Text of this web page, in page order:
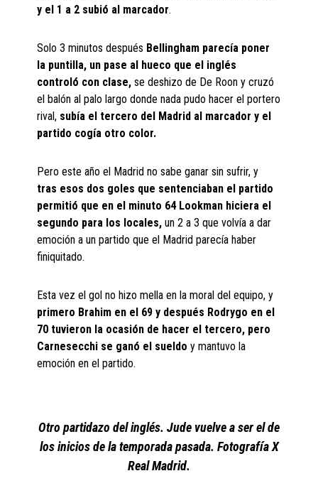
y el 1 a 2 subió al marcador.
Solo 3 minutos después Bellingham parecía poner
la puntilla, un pase al hueco que el inglés
controló con clase, se deshizo de De Roon y cruzó
el balón al palo largo donde nada pudo hacer el portero
rival, subía el tercero del Madrid al marcador y el
partido cogía otro color.
Pero este año el Madrid no sabe ganar sin sufrir, y
tras esos dos goles que sentenciaban el partido
permitió que en el minuto 64 Lookman hiciera el
segundo para los locales, un 2 a 3 que volvía a dar
emoción a un partido que el Madrid parecía haber
finiquitado.
Esta vez el gol no hizo mella en la moral del equipo, y
primero Brahim en el 69 y después Rodrygo en el
70 tuvieron la ocasión de hacer el tercero, pero
Carnesecchi se ganó el sueldo y mantuvo la
emoción en el partido.
Otro partidazo del inglés. Jude vuelve a ser el de
los inicios de la temporada pasada. Fotografía X
Real Madrid.